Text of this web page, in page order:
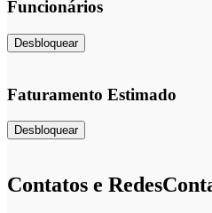
Funcionários
Desbloquear
Faturamento Estimado
Desbloquear
Contatos e Redes